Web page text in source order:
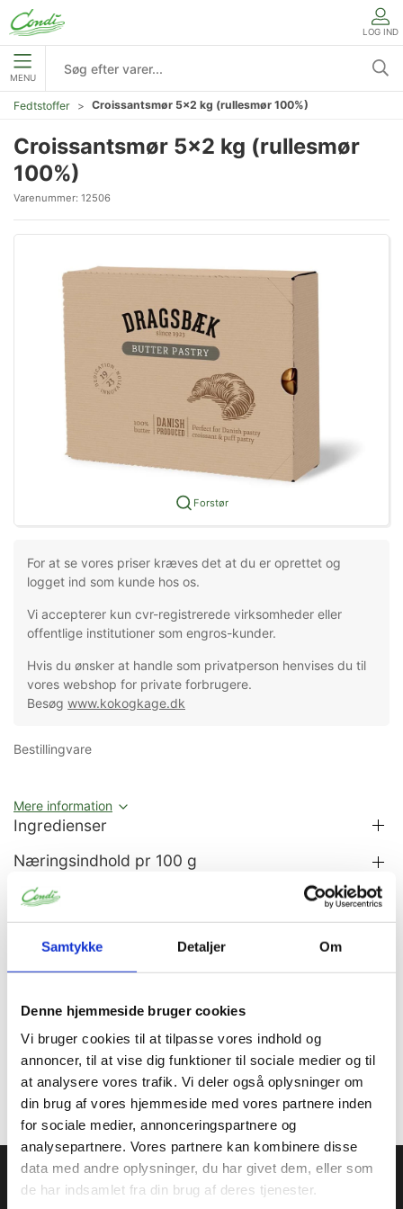
Samtykke Detaljer Om
Denne hjemmeside bruger cookies
Vi bruger cookies til at tilpasse vores indhold og
annoncer, til at vise dig funktioner til sociale medier og til
at analysere vores trafik. Vi deler også oplysninger om
din brug af vores hjemmeside med vores partnere inden
for sociale medier, annonceringspartnere og
analysepartnere. Vores partnere kan kombinere disse
data med andre oplysninger, du har givet dem, eller som
de har indsamlet fra din brug af deres tjenester.
LOG IND
MENU
Fedtstoffer Croissantsmør 5x2 kg (rullesmør 100%)
Croissantsmør 5x2 kg (rullesmør
100%)
Varenummer: 12506
Forstør
For at se vores priser kræves det at du er oprettet og
logget ind som kunde hos os.
Vi accepterer kun cvr-registrerede virksomheder eller
offentlige institutioner som engros-kunder.
Hvis du ønsker at handle som privatperson henvises du til
vores webshop for private forbrugere.
Besøg www.kokogkage.dk
Bestillingvare
Mere information
Ingredienser
Næringsindhold pr 100 g
Allergener
Information
Opbevares koldt mellem 2-7C. Bør ikke opbevares med
stærkt lugtende
varer. Holdbarhed efter åbning: 20 dage.
Condi ApS